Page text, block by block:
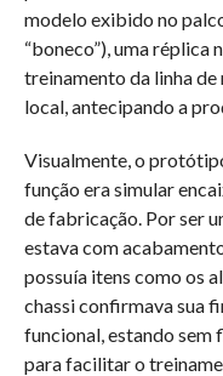
modelo exibido no
“boneco”), uma réplica
treinamento da linha
local, antecipando a
Visualmente, o
função era simular
de fabricação. Por ser
estava com
possuía itens como os
chassi confirmava sua
funcional, estando sem
para facilitar o